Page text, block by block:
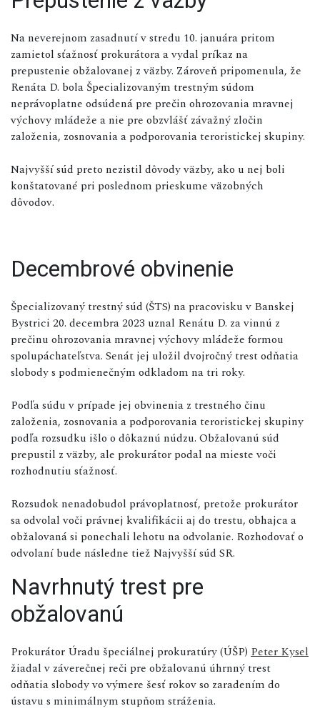
Na neverejnom zasadnutí v stredu 10. januára pritom
zamietol sťažnosť prokurátora a vydal príkaz na
prepustenie obžalovanej z väzby. Zároveň pripomenula, že
Renáta D. bola Špecializovaným trestným súdom
neprávoplatne odsúdená pre prečin ohrozovania mravnej
výchovy mládeže a nie pre obzvlášť závažný zločin
založenia, zosnovania a podporovania teroristickej skupiny.
Najvyšší súd preto nezistil dôvody väzby, ako u nej boli
konštatované pri poslednom prieskume väzobných
dôvodov.
Decembrové obvinenie
Špecializovaný trestný súd (ŠTS) na pracovisku v Banskej
Bystrici 20. decembra 2023 uznal Renátu D. za vinnú z
prečinu ohrozovania mravnej výchovy mládeže formou
spolupáchateľstva. Senát jej uložil dvojročný trest odňatia
slobody s podmienečným odkladom na tri roky.
Podľa súdu v prípade jej obvinenia z trestného činu
založenia, zosnovania a podporovania teroristickej skupiny
podľa rozsudku išlo o dôkaznú núdzu. Obžalovanú súd
prepustil z väzby, ale prokurátor podal na mieste voči
rozhodnutiu sťažnosť.
Rozsudok nenadobudol právoplatnosť, pretože prokurátor
sa odvolal voči právnej kvalifikácii aj do trestu, obhajca a
obžalovaná si ponechali lehotu na odvolanie. Rozhodovať o
odvolaní bude následne tiež Najvyšší súd SR.
Navrhnutý trest pre
obžalovanú
Prokurátor Úradu špeciálnej prokuratúry (ÚŠP) Peter Kysel
žiadal v záverečnej reči pre obžalovanú úhrnný trest
odňatia slobody vo výmere šesť rokov so zaradením do
ústavu s minimálnym stupňom stráženia.